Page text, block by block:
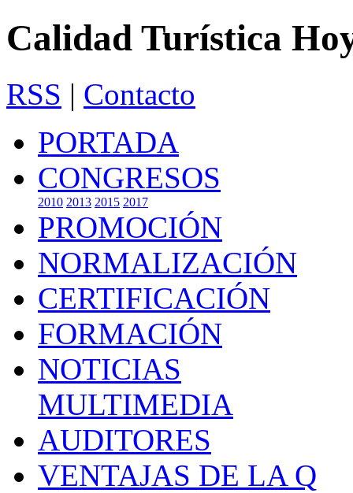
Calidad Turística
RSS | Contacto
PORTADA
CONGRESOS
2010 2013 2015 2017
PROMOCIÓN
NORMALIZACIÓN
CERTIFICACIÓN
FORMACIÓN
NOTICIAS
MULTIMEDIA
AUDITORES
VENTAJAS DE LA Q